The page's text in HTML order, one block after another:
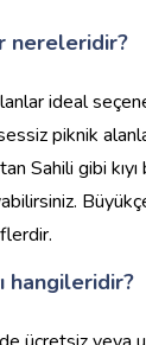
nereleridir?
ideal
piknik
Sahili gibi
hangileridir?